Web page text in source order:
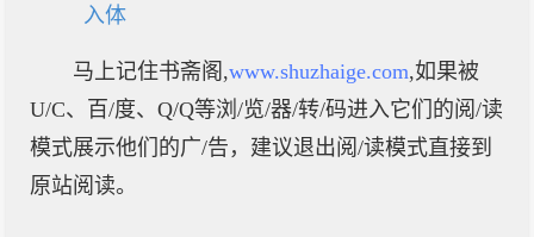
入体
马上记住书斋阁,www.shuzhaige.com,如果被
U/C、百/度、Q/Q等浏/览/器/转/码进入它们的阅/读
模式展示他们的广/告，建议退出阅/读模式直接到
原站阅读。